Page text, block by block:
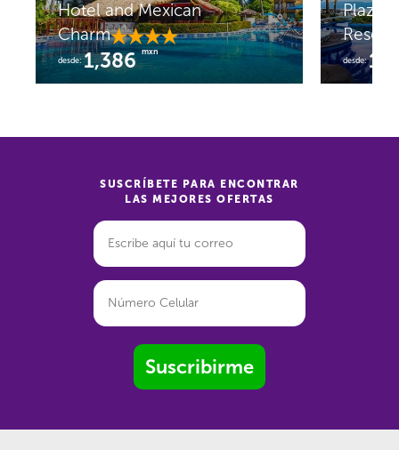
Hotel and Mexican
Charm
desde:1,386mxn
Plaza
Resort
desde:
SUSCRÍBETE PARA ENCONTRAR
LAS MEJORES OFERTAS
Suscribirme